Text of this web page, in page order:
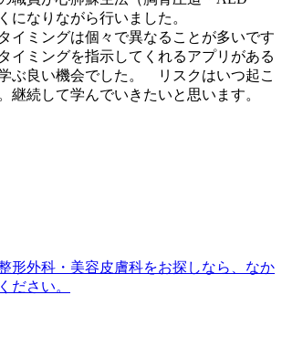
になりながら行いました。
イミングは個々で異なることが多いです
イミングを指示してくれるアプリがある
ぶ良い機会でした。 リスクはいつ起こ
継続して学んでいきたいと思います。